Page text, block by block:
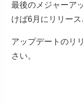
最後のメジャーア
けば6月にリリース
アップデートのリ
さい。